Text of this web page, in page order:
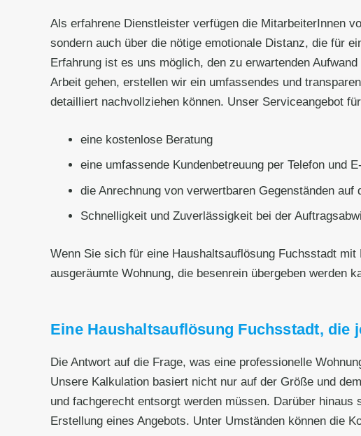
Als erfahrene Dienstleister verfügen die MitarbeiterInnen
sondern auch über die nötige emotionale Distanz, die für
Erfahrung ist es uns möglich, den zu erwartenden
Arbeit gehen, erstellen wir ein umfassendes und
detailliert nachvollziehen können. Unser Serviceangebot
eine kostenlose Beratung
eine umfassende Kundenbetreuung per Telefon und
die Anrechnung von verwertbaren Gegenständen auf
Schnelligkeit und Zuverlässigkeit bei der
Wenn Sie sich für eine Haushaltsauflösung Fuchsstadt
ausgeräumte Wohnung, die besenrein übergeben werden
Eine Haushaltsauflösung Fuchsstadt, die
Die Antwort auf die Frage, was eine professionelle
Unsere Kalkulation basiert nicht nur auf der Größe und
und fachgerecht entsorgt werden müssen. Darüber
Erstellung eines Angebots. Unter Umständen können die